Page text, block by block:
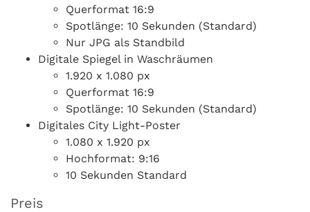
Querformat 16:9
Spotlänge: 10 Sekunden (Standard)
Nur JPG als Standbild
Digitale Spiegel in Waschräumen
1.920 x 1.080 px
Querformat 16:9
Spotlänge: 10 Sekunden (Standard)
Digitales City Light-Poster
1.080 x 1.920 px
Hochformat: 9:16
10 Sekunden Standard
Preis